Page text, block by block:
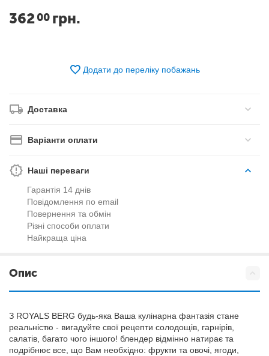
36200 грн.
Додати до переліку побажань
Доставка
Варіанти оплати
Наші переваги
Гарантія 14 днів
Повідомлення по email
Повернення та обмін
Різні способи оплати
Найкраща ціна
Опис
З ROYALS BERG будь-яка Ваша кулінарна фантазія стане
реальністю - вигадуйте свої рецепти солодощів, гарнірів,
салатів, багато чого іншого! блендер відмінно натирає та
подрібнює все, що Вам необхідно: фрукти та овочі, ягоди,